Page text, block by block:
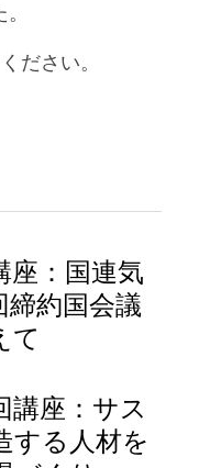
ださい。
座：国連気
締約国会議
て
講座：サス
する人材を